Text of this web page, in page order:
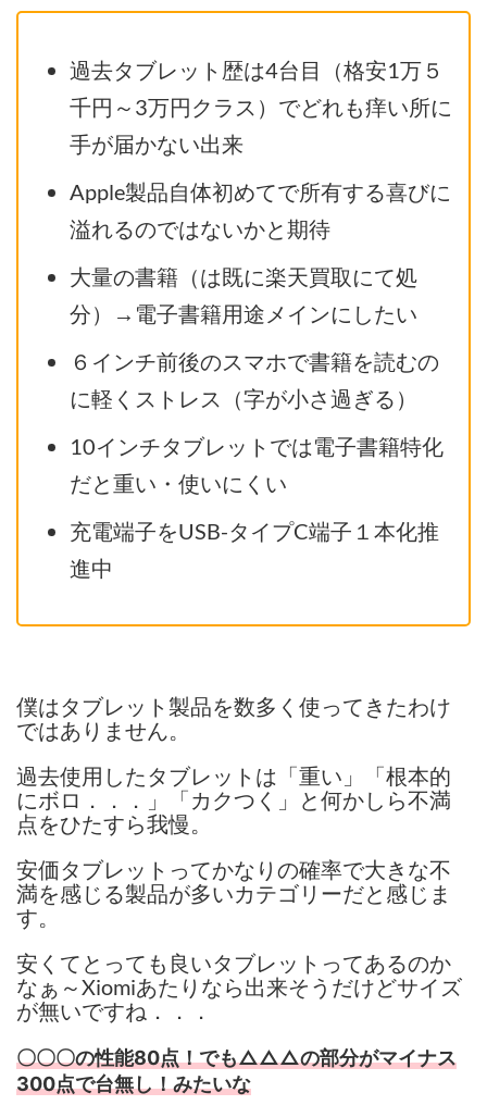
過去タブレット歴は4台目（格安1万５
千円～3万円クラス）でどれも痒い所に
手が届かない出来
Apple製品自体初めてで所有する喜びに
溢れるのではないかと期待
大量の書籍（は既に楽天買取にて処
分）→電子書籍用途メインにしたい
６インチ前後のスマホで書籍を読むの
に軽くストレス（字が小さ過ぎる）
10インチタブレットでは電子書籍特化
だと重い・使いにくい
充電端子をUSB-タイプC端子１本化推
進中
僕はタブレット製品を数多く使ってきたわけ
ではありません。
過去使用したタブレットは「重い」「根本的
にボロ．．．」「カクつく」と何かしら不満
点をひたすら我慢。
安価タブレットってかなりの確率で大きな不
満を感じる製品が多いカテゴリーだと感じま
す。
安くてとっても良いタブレットってあるのか
なぁ～Xiomiあたりなら出来そうだけどサイズ
が無いですね．．．
〇〇〇の性能80点！でも△△△の部分がマイナス
300点で台無し！みたいな